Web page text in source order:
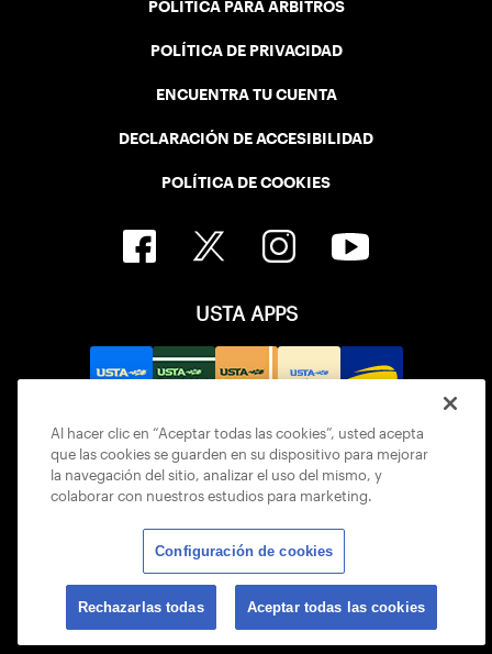
POLÍTICA PARA ÁRBITROS
POLÍTICA DE PRIVACIDAD
ENCUENTRA TU CUENTA
DECLARACIÓN DE ACCESIBILIDAD
POLÍTICA DE COOKIES
USTA APPS
© 2026 USTA ALL RIGHTS RESERVED
Al hacer clic en “Aceptar todas las cookies”, usted acepta
que las cookies se guarden en su dispositivo para mejorar
la navegación del sitio, analizar el uso del mismo, y
colaborar con nuestros estudios para marketing.
Configuración de cookies
Rechazarlas todas Aceptar todas las cookies